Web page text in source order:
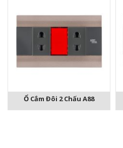
Ổ Cắm Đôi 2 Chấu A88